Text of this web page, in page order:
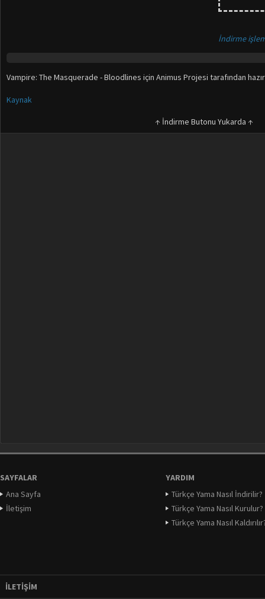
İndirme
Vampire: The Masquerade - Bloodlines için Animus Projesi tarafından
Kaynak
↑ İndirme Butonu Yukarda ↑
SAYFALAR
Ana Sayfa
İletişim
YARDIM
Türkçe Yama Nasıl İndirilir?
Türkçe Yama Nasıl Kurulur?
Türkçe Yama Nasıl
İLETIŞIM